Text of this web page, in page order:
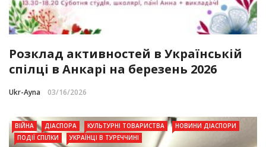
Розклад активностей в Українській
спілці в Анкарі на березень 2026
Ukr-Ayna 03/16/2026
ВІЙНА ДІАСПОРА КУЛЬТУРНІ ТОВАРИСТВА
НОВИНИ ДІАСПОРИ
ПОДІЇ СПІЛКИ
УКРАЇНЦІ В ТУРЕЧЧИНІ